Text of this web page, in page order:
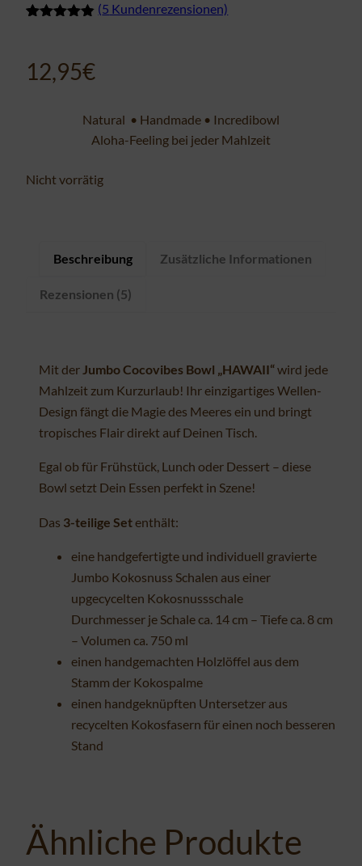
basierend
auf
(5 Kundenrezensionen)
12,95€
Natural • Handmade • Incredibowl
Aloha-Feeling bei jeder Mahlzeit
Nicht vorrätig
Beschreibung Zusätzliche Informationen
Rezensionen (5)
Mit der Jumbo Cocovibes Bowl „HAWAII“wird jede
Mahlzeit zum Kurzurlaub! Ihr einzigartiges Wellen-
Design fängt die Magie des Meeres ein und bringt
tropisches Flair direkt auf Deinen Tisch.
Egal ob für Frühstück, Lunch oder Dessert – diese
Bowl setzt Dein Essen perfekt in Szene!
Das 3-teilige Setenthält:
eine handgefertigte und individuell gravierte
Jumbo Kokosnuss Schalen aus einer
upgecycelten Kokosnussschale
Durchmesser je Schale ca. 14 cm – Tiefe ca. 8 cm
– Volumen ca. 750 ml
einen handgemachten Holzlöffel aus dem
Stamm der Kokospalme
einen handgeknüpften Untersetzer aus
recycelten Kokosfasern für einen noch besseren
Stand
Ähnliche Produkte